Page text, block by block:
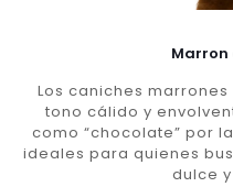
Marron
Los caniches
tono cálido y
como “chocolate” por
ideales para quienes
dulce